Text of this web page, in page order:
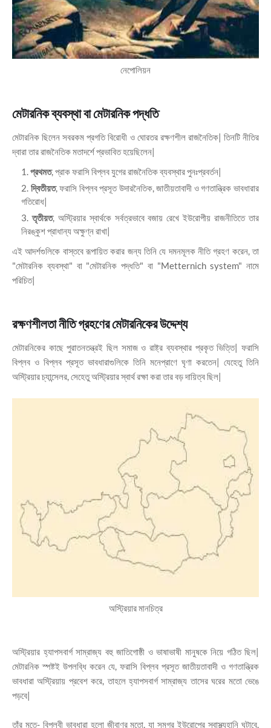
নেপোলিয়ন
মেটারনিক ব্যবস্থা বা মেটারনিক পদ্ধতি
মেটারনিক ছিলেন সবরকম প্রগতি বিরোধী ও ঘোরতর রক্ষণশীল রাজনৈতিক| তিনটি নীতির
দ্বারা তার রাজনৈতিক মতাদর্শে প্রভাবিত হয়েছিলেন|
প্রথমত, প্রাক ফরাসি বিপ্লব যুগের রাজনৈতিক ব্যবস্থার পুনঃপ্রবর্তন|
দ্বিতীয়ত, ফরাসি বিপ্লব প্রসূত উদারনৈতিক, জাতীয়তাবাদী ও গণতান্ত্রিক ভাবধারার
গতিরোধ|
তৃতীয়ত, অস্ট্রিয়ার স্বার্থকে সর্বত্রভাবে বজায় রেখে ইউরোপীয় রাজনীতিতে তার
নিরঙ্কুশ প্রাধান্য অক্ষুণ্ন রাখা|
এই আদর্শগুলিকে বাস্তবে রূপায়িত করার জন্য তিনি যে দমনমূলক নীতি গ্রহণ করেন, তা
"মেটারনিক ব্যবস্থা" বা "মেটারনিক পদ্ধতি" বা "Metternich system" নামে
পরিচিত|
রক্ষণশীলতা নীতি গ্রহণের মেটারনিকের উদ্দেশ্য
মেটারনিকের কাছে পুরাতনতন্ত্রই ছিল সমাজ ও রাষ্ট্র ব্যবস্থার প্রকৃত ভিত্তি| ফরাসি
বিপ্লব ও বিপ্লব প্রসূত ভাবধারাগুলিকে তিনি মনেপ্রাণে ঘৃণা করতেন| যেহেতু তিনি
অস্ট্রিয়ার চ্যান্সেলর, সেহেতু অস্ট্রিয়ার স্বার্থ রক্ষা করা তার বড় দায়িত্ব ছিল|
অস্ট্রিয়ার মানচিত্র
অস্ট্রিয়ার হ্যাপসবার্গ সাম্রাজ্য বহু জাতিগোষ্ঠী ও ভাষাভাষী মানুষকে নিয়ে গঠিত ছিল|
মেটারনিক স্পষ্টই উপলব্ধি করেন যে, ফরাসি বিপ্লব প্রসূত জাতীয়তাবাদী ও গণতান্ত্রিক
ভাবধারা অস্ট্রিয়ায় প্রবেশ করে, তাহলে হ্যাপসবার্গ সাম্রাজ্য তাসের ঘরের মতো ভেঙে
পড়বে|
তাঁর মতে- বিপ্লবী ভাবধারা হলো জীবাণুর মতো, যা সমগ্র ইউরোপের স্বাস্থ্যহানি ঘটাবে,